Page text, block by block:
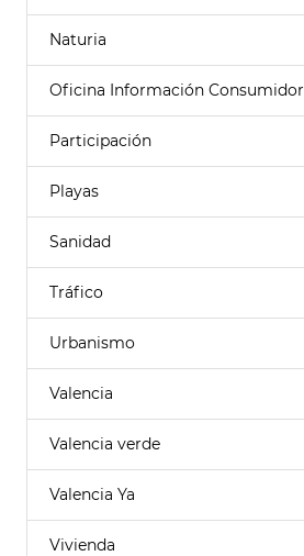
Naturia
Oficina Información Consumidor
Participación
Playas
Sanidad
Tráfico
Urbanismo
Valencia
Valencia verde
Valencia Ya
Vivienda